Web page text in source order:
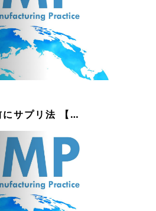
にサプリ法 【…